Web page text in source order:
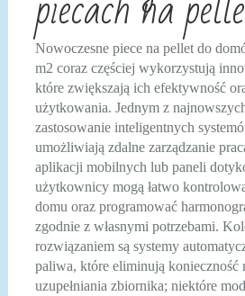
Nowoczesne piece na pellet do
m2 coraz częściej wykorzystują
które zwiększają ich efektywność
użytkowania. Jednym z
zastosowanie inteligentnych
umożliwiają zdalne zarządzanie
aplikacji mobilnych lub paneli
użytkownicy mogą łatwo
domu oraz programować
zgodnie z własnymi potrzebami.
rozwiązaniem są systemy
paliwa, które eliminują konieczność
uzupełniania zbiornika; niektóre